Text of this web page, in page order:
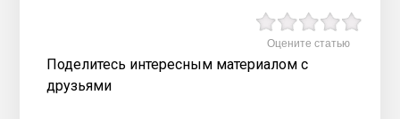
Оцените статью
Поделитесь интересным материалом с
друзьями